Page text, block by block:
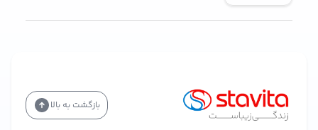
بازگشت به بالا